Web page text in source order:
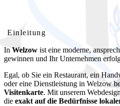
Webdesign Welzow: Ihre
Einleitung
In Welzow ist eine moderne,
gewinnen und Ihr Unternehmen
Egal, ob Sie ein Restaurant, ein
oder eine Dienstleistung in Welzow
Visitenkarte. Mit unserem
die exakt auf die Bedürfnisse